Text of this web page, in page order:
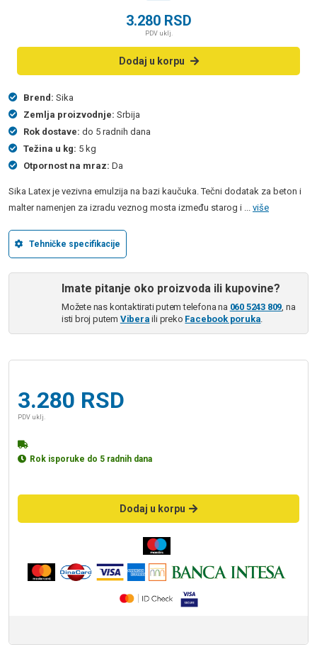
3.280 RSD
PDV uklj.
Dodaj u korpu
Brend: Sika
Zemlja proizvodnje: Srbija
Rok dostave: do 5 radnih dana
Težina u kg: 5 kg
Otpornost na mraz: Da
Sika Latex je vezivna emulzija na bazi kaučuka. Tečni dodatak za beton i
malter namenjen za izradu veznog mosta između starog i ... više
Tehničke specifikacije
Imate pitanje oko proizvoda ili kupovine?
Možete nas kontaktirati putem telefona na 060 5243 809, na
isti broj putem Vibera ili preko Facebook poruka.
3.280 RSD
PDV uklj.
Rok isporuke do 5 radnih dana
Dodaj u korpu